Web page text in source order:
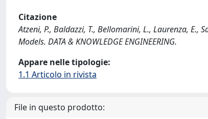
Citazione
Atzeni, P., Baldazzi, T., Bellomarini, L., Laurenza,
Models. DATA & KNOWLEDGE ENGINEERING.
Appare nelle tipologie:
1.1 Articolo in rivista
File in questo prodotto: